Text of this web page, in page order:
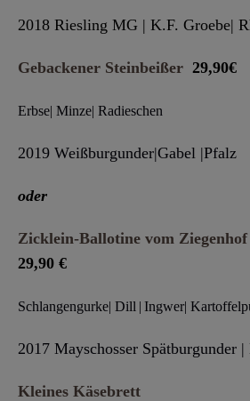
2018 Riesling MG | K.F. Groebe|
Gebackener Steinbeißer 29,90€
Erbse| Minze| Radieschen
2019 Weißburgunder|Gabel |Pfalz
oder
Zicklein-Ballotine vom
29,90 €
Schlangengurke| Dill | Ingwer|
2017 Mayschosser Spätburgunder
Kleines Käsebrett